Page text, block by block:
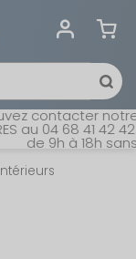
contacter notre
au 04 68 41 42
de 9h à 18h